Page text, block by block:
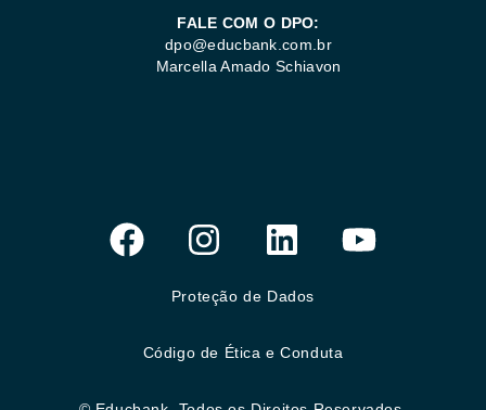
FALE COM O DPO:
dpo@educbank.com.br
Marcella Amado Schiavon
Proteção de Dados
Código de Ética e Conduta